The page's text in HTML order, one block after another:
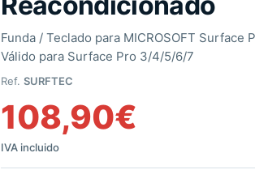
Funda / Teclado para MICROSOFT Surface
Válido para Surface Pro 3/4/5/6/7
Ref.SURFTEC
108,90€
IVA incluido